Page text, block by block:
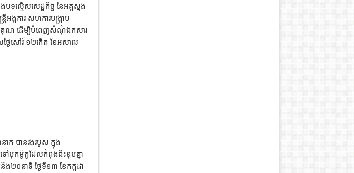
បទល្មើសសេដ្ឋកិច្ច នៃអគ្គស្នង
អង្កការ សហការបង្រ្កាប
រីគុណ ដើម្បីបំពេញសំណុំឯកសារ
លថ្ងៃសៅរ៍ ១២កើត ខែអសាឍ
ក់ បានរងរបួស ក្នុង
ទៅបុកម៉ូតូដែលកំពុងជិះឌុបគ្នា
២០នាទី​ ថ្ងៃទី១៣ ខែកក្កដា